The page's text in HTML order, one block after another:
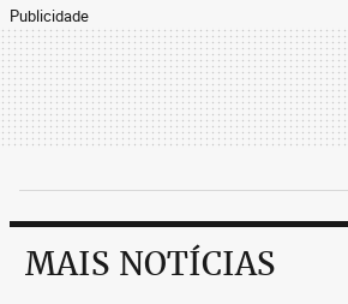
Publicidade
MAIS NOTÍCIAS